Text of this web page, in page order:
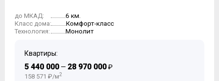
8
9
10
12
13
14
до МКАД: 6 км.
Класс дома: Комфорт-класс
Технология: Монолит
Квартиры:
5 440 000 — 28 970 000₽
158 571 ₽/м2